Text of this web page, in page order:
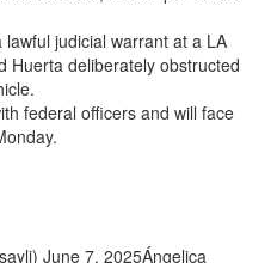
judicial warrant at a LA
Huerta deliberately obstructed
federal officers and will face
June 7, 2025Ángelica